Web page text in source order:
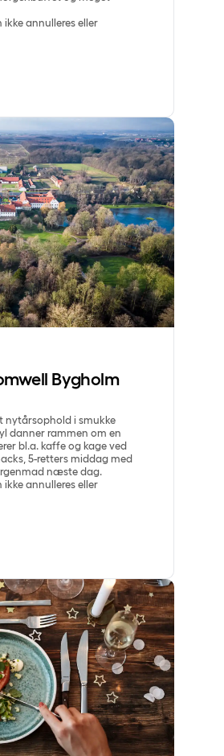
annulleres eller
Park
Bygholm
nytårsophold i smukke
danner rammen om en
bl.a. kaffe og kage ved
5-retters middag med
næste dag.
annulleres eller